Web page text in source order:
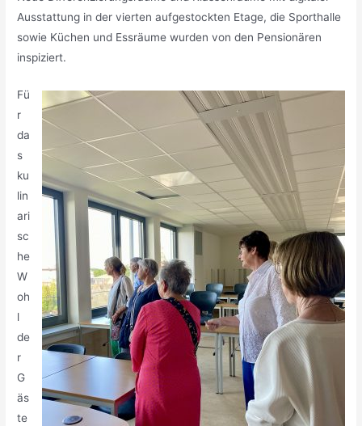
Ausstattung in der vierten aufgestockten Etage, die Sporthalle
sowie Küchen und Essräume wurden von den Pensionären
inspiziert.
Fü
r
da
s
ku
lin
ari
sc
he
W
oh
l
de
r
G
äs
te